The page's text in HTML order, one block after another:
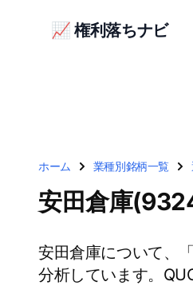
📈 権利落ちナビ
ホーム 業種別銘柄一覧
安田倉庫
安田倉庫について、
分析しています。